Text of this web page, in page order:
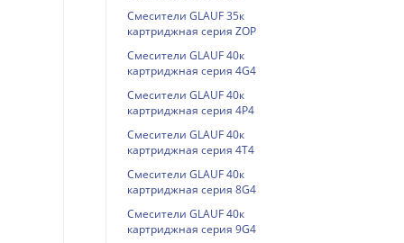
Смесители GLAUF 35к
картриджная серия ZOP
Смесители GLAUF 40к
картриджная серия 4G4
Смесители GLAUF 40к
картриджная серия 4P4
Смесители GLAUF 40к
картриджная серия 4T4
Смесители GLAUF 40к
картриджная серия 8G4
Смесители GLAUF 40к
картриджная серия 9G4